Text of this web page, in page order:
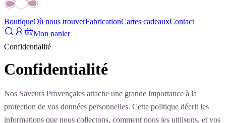
BoutiqueOù nous trouverFabricationCartes cadeauxContact
Mon panier
Confidentialité
Confidentialité
Nos Saveurs Provençales attache une grande importance à la
protection de vos données personnelles. Cette politique décrit les
informations que nous collectons, comment nous les utilisons, et vos